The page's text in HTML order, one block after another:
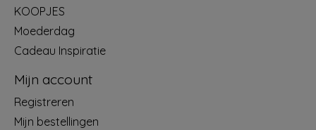
KOOPJES
Moederdag
Cadeau Inspiratie
Mijn account
Registreren
Mijn bestellingen